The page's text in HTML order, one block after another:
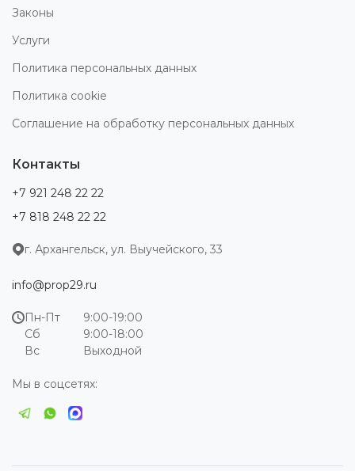
Законы
Услуги
Политика персональных данных
Политика cookie
Соглашение на обработку персональных данных
Контакты
+7 921 248 22 22
+7 818 248 22 22
г. Архангельск, ул. Выучейского, 33
info@prop29.ru
Пн-Пт
9:00-19:00
Сб
9:00-18:00
Вс
Выходной
Мы в соцсетях: